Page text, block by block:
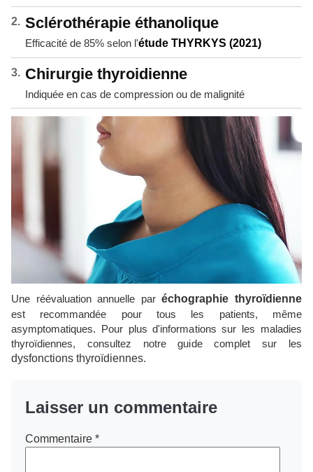
Sclérothérapie éthanolique
Efficacité de 85% selon l'étude THYRKYS (2021)
Chirurgie thyroidienne
Indiquée en cas de compression ou de malignité
Une réévaluation annuelle paréchographie thyroïdienne
est recommandée pour tous les patients, même
asymptomatiques. Pour plus d'informations sur les maladies
thyroïdiennes, consultez notre guide complet sur les
dysfonctions thyroïdiennes.
Laisser un commentaire
Commentaire *